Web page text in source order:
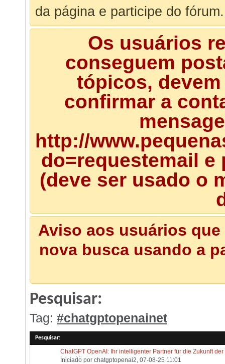
da página e participe do fórum.
Os usuários
conseguem
tópicos,
confirmar a
http://
do=requestemail
(deve ser usado o
Aviso aos usuários
nova busca usando a
Pesquisar:
Tag: #chatgptopenainet
Pesquisar:
ChatGPT OpenAI: Ihr intelligenter Partner für die Zukunft der
Interaktion
Iniciado por chatgptopenai2 , 07-08-25 11:01